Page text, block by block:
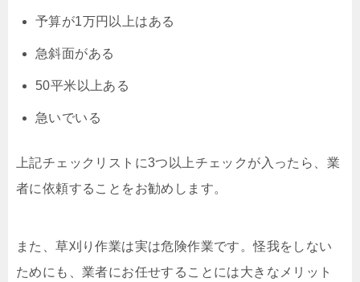
予算が1万円以上はある
急斜面がある
50平米以上ある
急いでいる
上記チェックリストに3つ以上チェックが入ったら、業
者に依頼することをお勧めします。
また、草刈り作業は実は危険作業です。怪我をしない
ためにも、業者にお任せすることには大きなメリット